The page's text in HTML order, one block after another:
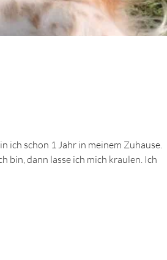
ich schon 1 Jahr in meinem Zuhause.
bin, dann lasse ich mich kraulen. Ich